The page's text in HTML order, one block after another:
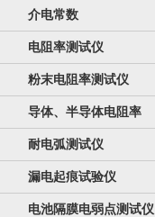
介电常数
电阻率测试仪
粉末电阻率测试仪
导体、半导体电阻率
耐电弧测试仪
漏电起痕试验仪
电池隔膜电弱点测试仪